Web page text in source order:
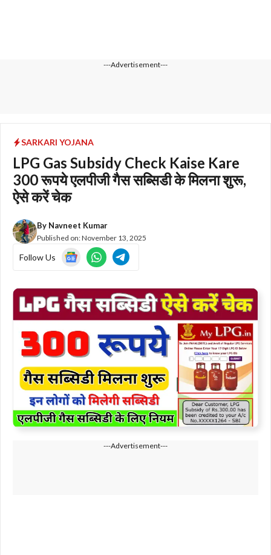
---Advertisement---
SARKARI YOJANA
LPG Gas Subsidy Check Kaise Kare
300 रूपये एलपीजी गैस सब्सिडी के मिलना शुरू,
ऐसे करें चेक
By Navneet Kumar
Published on:November 13, 2025
Follow Us
---Advertisement---